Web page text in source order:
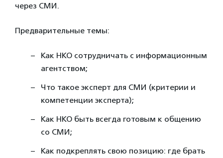
через СМИ.
Предварительные темы:
Как НКО сотрудничать с информационным
агентством;
Что такое эксперт для СМИ (критерии и
компетенции эксперта);
Как НКО быть всегда готовым к общению
со СМИ;
Как подкреплять свою позицию: где брать